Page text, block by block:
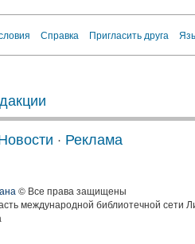
Справка Пригласить друга
· Реклама
© Все права защищены
международной библиотечной сети